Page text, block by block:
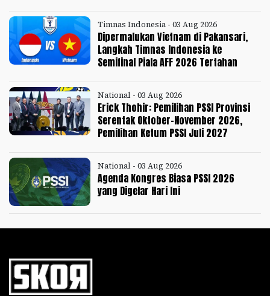
Timnas Indonesia - 03 Aug 2026
Dipermalukan Vietnam di Pakansari,
Langkah Timnas Indonesia ke
Semifinal Piala AFF 2026 Tertahan
National - 03 Aug 2026
Erick Thohir: Pemilihan PSSI Provinsi
Serentak Oktober-November 2026,
Pemilihan Ketum PSSI Juli 2027
National - 03 Aug 2026
Agenda Kongres Biasa PSSI 2026
yang Digelar Hari Ini